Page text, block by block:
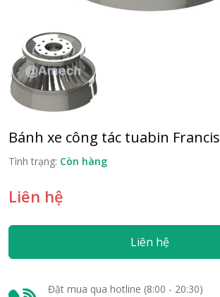
Bánh xe công tác tuabin Francis
Tình trạng: Còn hàng
Liên hệ
Liên hệ
Đặt mua qua hotline (8:00 - 20:30)